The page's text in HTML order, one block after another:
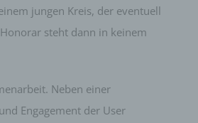
jungen Kreis, der eventuell
steht dann in keinem
Neben einer
Engagement der User
natürlichen Person zugewiesen
Behörde, Einrichtung oder andere
Daten entscheidet.